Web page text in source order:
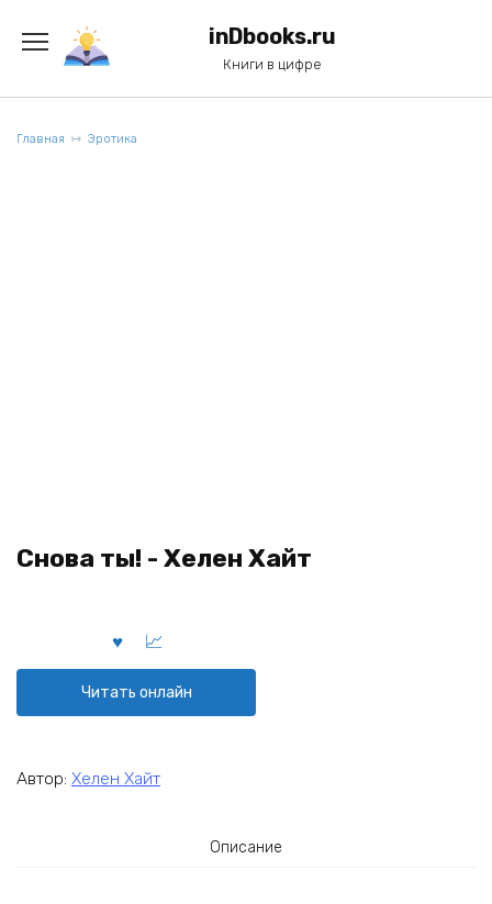
содержанию
inDbooks.ru
Книги в цифре
Главная Эротика
Снова ты! - Хелен Хайт
Читать онлайн
Автор: Хелен Хайт
Описание